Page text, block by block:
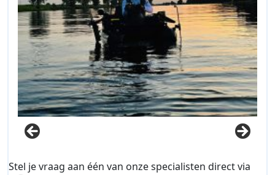
Stel je vraag aan één van onze specialisten direct via